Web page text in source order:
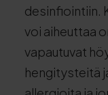
desinfiointiin.
voi aiheuttaa
vapautuvat
hengitysteitä